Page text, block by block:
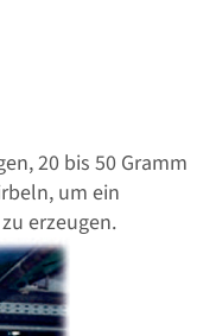
20 bis 50 Gramm
um ein
erzeugen.